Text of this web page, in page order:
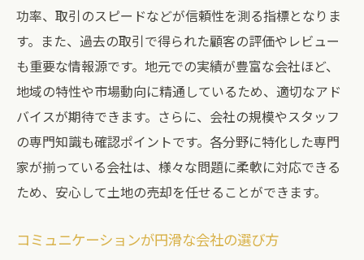
功率、取引のスピードなどが信頼性を測る指標となりま
す。また、過去の取引で得られた顧客の評価やレビュー
も重要な情報源です。地元での実績が豊富な会社ほど、
地域の特性や市場動向に精通しているため、適切なアド
バイスが期待できます。さらに、会社の規模やスタッフ
の専門知識も確認ポイントです。各分野に特化した専門
家が揃っている会社は、様々な問題に柔軟に対応できる
ため、安心して土地の売却を任せることができます。
コミュニケーションが円滑な会社の選び方